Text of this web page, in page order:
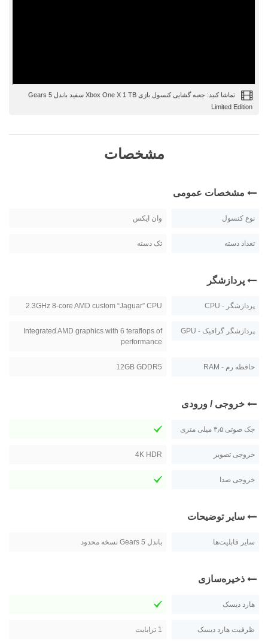
تماشا کنید: جعبه گشایی کنسول بازی Xbox One X 1 TB سفید باندل Gears 5
Limited Edition
مشخصات
مشخصات عمومی
نوع کنسول وان ایکس
تعداد دسته تک دسته
پردازشگر
پردازشگر - CPU 2.3GHz 8-core AMD custom “Jaguar” CPU
پردازشگر گرافیک - GPU
Integrated AMD graphics with 6 teraflops of
performance
حافظه رم - RAM 12GB GDDR5
خروجی / ورودی
جک صوتی ۳٫۵ میلی متری
خروجی تصویر 4K HDR
خروجی صدا
سایر توضیحات
سایر قابلیت‌ها باندل Gears 5 نسخه محدود
ذخیره‌سازی
هارد دیسک
ظرفیت هارد دیسک 1 ترابايت